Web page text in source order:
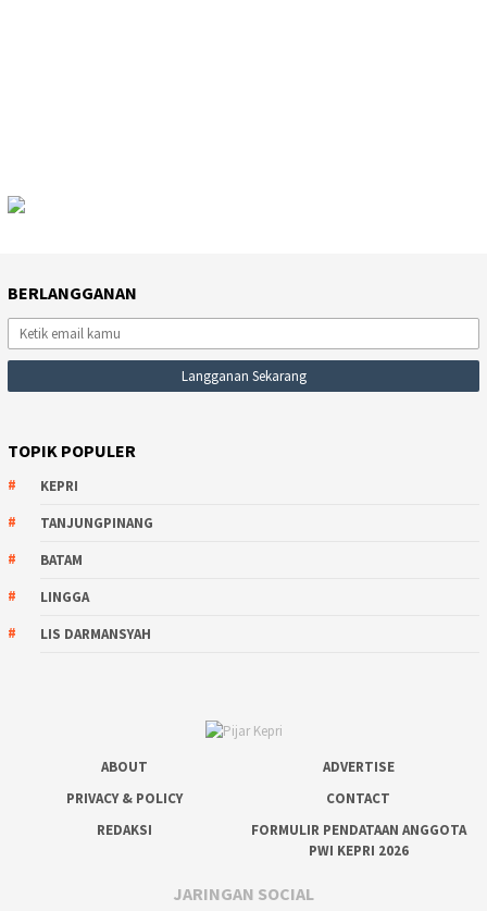
BERLANGGANAN
TOPIK POPULER
KEPRI
TANJUNGPINANG
BATAM
LINGGA
LIS DARMANSYAH
ABOUT
ADVERTISE
PRIVACY & POLICY
CONTACT
REDAKSI
FORMULIR PENDATAAN ANGGOTA
PWI KEPRI 2026
JARINGAN SOCIAL